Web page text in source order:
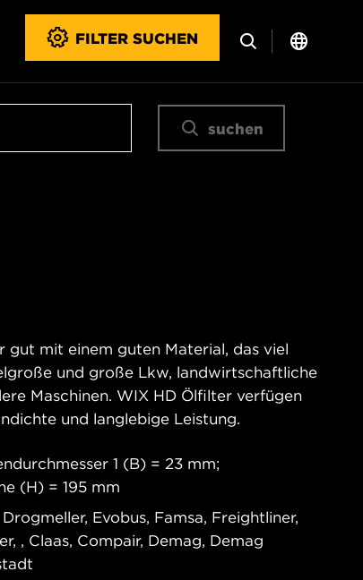
FILTER SUCHEN
suchen
mit einem guten Material, das viel
und große Lkw, landwirtschaftliche
Maschinen. WIX HD Ölfilter verfügen
und langlebige Leistung.
1 (B) = 23 mm;
(H) = 195 mm
Evobus, Famsa, Freightliner,
, Claas, Compair, Demag, Demag